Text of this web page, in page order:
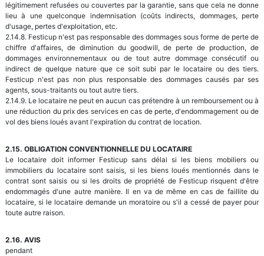
légitimement refusées ou couvertes par la garantie, sans que cela ne donne
lieu à une quelconque indemnisation (coûts indirects, dommages, perte
d'usage, pertes d'exploitation, etc.
2.14.8. Festicup n'est pas responsable des dommages sous forme de perte de
chiffre d'affaires, de diminution du goodwill, de perte de production, de
dommages environnementaux ou de tout autre dommage consécutif ou
indirect de quelque nature que ce soit subi par le locataire ou des tiers.
Festicup n'est pas non plus responsable des dommages causés par ses
agents, sous-traitants ou tout autre tiers.
2.14.9. Le locataire ne peut en aucun cas prétendre à un remboursement ou à
une réduction du prix des services en cas de perte, d'endommagement ou de
vol des biens loués avant l'expiration du contrat de location.
2.15. OBLIGATION CONVENTIONNELLE DU LOCATAIRE
Le locataire doit informer Festicup sans délai si les biens mobiliers ou
immobiliers du locataire sont saisis, si les biens loués mentionnés dans le
contrat sont saisis ou si les droits de propriété de Festicup risquent d'être
endommagés d'une autre manière. Il en va de même en cas de faillite du
locataire, si le locataire demande un moratoire ou s'il a cessé de payer pour
toute autre raison.
2.16. AVIS
pendant